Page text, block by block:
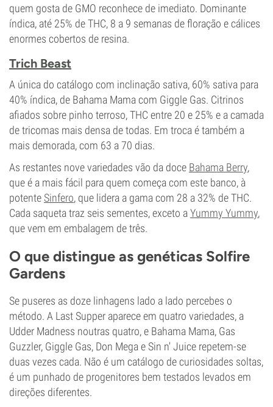
quem gosta de GMO reconhece de imediato. Dominante
índica, até 25% de THC, 8 a 9 semanas de floração e cálices
enormes cobertos de resina.
Trich Beast
A única do catálogo com inclinação sativa, 60% sativa para
40% índica, de Bahama Mama com Giggle Gas. Citrinos
afiados sobre pinho terroso, THC entre 20 e 25% e a camada
de tricomas mais densa de todas. Em troca é também a
mais demorada, com 63 a 70 dias.
As restantes nove variedades vão da doce Bahama Berry,
que é a mais fácil para quem começa com este banco, à
potente Sinfero, que lidera a gama com 28 a 32% de THC.
Cada saqueta traz seis sementes, exceto aYummy Yummy,
que vem em embalagem de três.
O que distingue as genéticas Solfire
Gardens
Se puseres as doze linhagens lado a lado percebes o
método. A Last Supper aparece em quatro variedades, a
Udder Madness noutras quatro, e Bahama Mama, Gas
Guzzler, Giggle Gas, Don Mega e Sin n' Juice repetem-se
duas vezes cada. Não é um catálogo de curiosidades soltas,
é um punhado de progenitores bem testados levados em
direções diferentes.